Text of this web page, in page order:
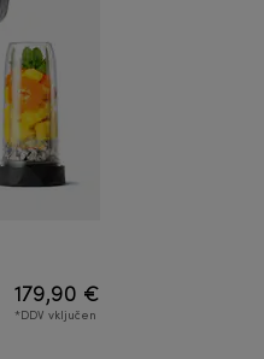
179,90 €
*DDV vključen